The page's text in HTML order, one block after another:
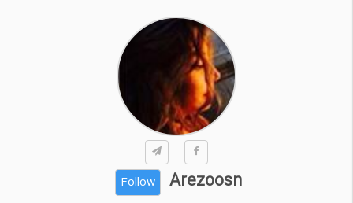
Arezoosn
Follow